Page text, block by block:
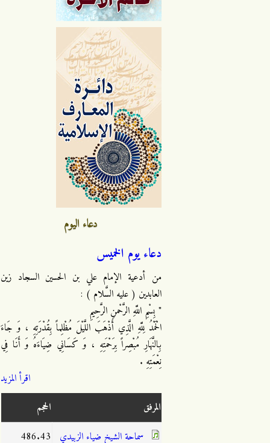
دعاء اليوم
دعاء يوم الخميس
من أدعية الإمام علي بن الحسين السجاد زين
العابدين ( عليه السَّلام ) :
" بِسْمِ اللَّهِ الرَّحْمنِ الرَّحِيمِ
الْحَمْدُ لِلَّهِ الَّذِي أَذْهَبَ اللَّيْلَ مُظْلِماً بِقُدْرَتِهِ ، وَ جَاءَ
بِالنَّهَارِ مُبْصِراً بِرَحْمَتِهِ ، وَ كَسَانِي ضِيَاءَهُ وَ أَنَا فِي
نِعْمَتِهِ .
اقرأ المزيد
المرفق
الحجم
سماحة الشيخ ضياء الزبيدي
486.43